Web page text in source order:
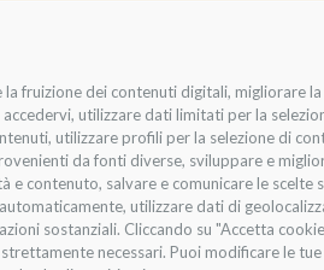
fruizione dei contenuti digitali, migliorare
utilizzare dati limitati per la
utilizzare profili per la selezione di
da fonti diverse, sviluppare e
contenuto, salvare e comunicare le scelte
utilizzare dati di
sostanziali. Cliccando su "Accetta
necessari. Puoi modificare le